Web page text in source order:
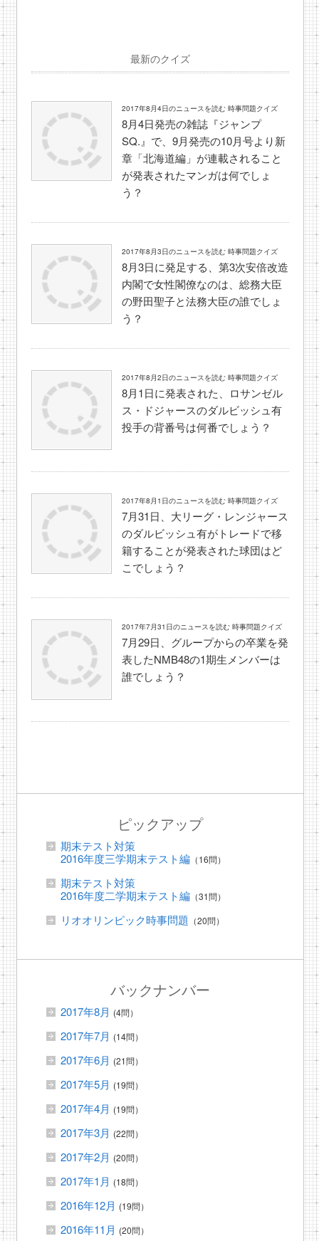
最新のクイズ
2017年8月4日のニュースを読む 時事問題クイズ
8月4日発売の雑誌『ジャンプ
SQ.』で、9月発売の10月号より新
章「北海道編」が連載されること
が発表されたマンガは何でしょ
う？
2017年8月3日のニュースを読む 時事問題クイズ
8月3日に発足する、第3次安倍改造
内閣で女性閣僚なのは、総務大臣
の野田聖子と法務大臣の誰でしょ
う？
2017年8月2日のニュースを読む 時事問題クイズ
8月1日に発表された、ロサンゼル
ス・ドジャースのダルビッシュ有
投手の背番号は何番でしょう？
2017年8月1日のニュースを読む 時事問題クイズ
7月31日、大リーグ・レンジャース
のダルビッシュ有がトレードで移
籍することが発表された球団はど
こでしょう？
2017年7月31日のニュースを読む 時事問題クイズ
7月29日、グループからの卒業を発
表したNMB48の1期生メンバーは
誰でしょう？
ピックアップ
期末テスト対策
2016年度三学期末テスト編（16問）
期末テスト対策
2016年度二学期末テスト編（31問）
リオオリンピック時事問題 （20問）
バックナンバー
2017年8月 (4問）
2017年7月 (14問）
2017年6月 (21問）
2017年5月 (19問）
2017年4月 (19問）
2017年3月 (22問）
2017年2月 (20問）
2017年1月 (18問）
2016年12月 (19問）
2016年11月 (20問）